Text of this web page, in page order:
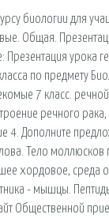
биологии для
Общая.
Презентация урока
по предмету
7 класс.
речного рака,
4. Дополните
Тело моллюсков
хордовое, среда
- мышцы.
Общественной